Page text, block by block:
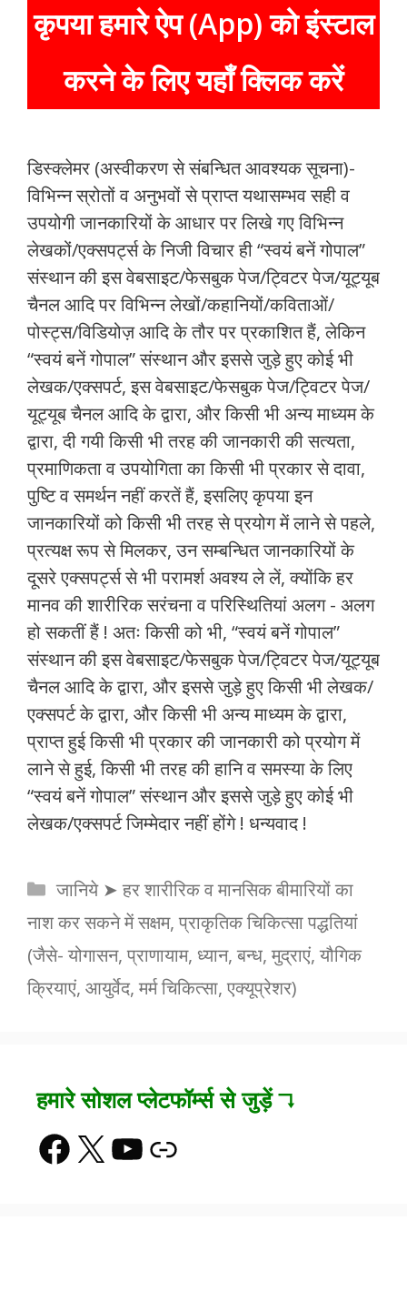
कृपया हमारे ऐप (App) को इंस्टाल
करने के लिए यहाँ क्लिक करें
डिस्क्लेमर (अस्वीकरण से संबन्धित आवश्यक सूचना)-
विभिन्न स्रोतों व अनुभवों से प्राप्त यथासम्भव सही व
उपयोगी जानकारियों के आधार पर लिखे गए विभिन्न
लेखकों/एक्सपर्ट्स के निजी विचार ही “स्वयं बनें गोपाल”
संस्थान की इस वेबसाइट/फेसबुक पेज/ट्विटर पेज/यूट्यूब
चैनल आदि पर विभिन्न लेखों/कहानियों/कविताओं/
पोस्ट्स/विडियोज़ आदि के तौर पर प्रकाशित हैं, लेकिन
“स्वयं बनें गोपाल” संस्थान और इससे जुड़े हुए कोई भी
लेखक/एक्सपर्ट, इस वेबसाइट/फेसबुक पेज/ट्विटर पेज/
यूट्यूब चैनल आदि के द्वारा, और किसी भी अन्य माध्यम के
द्वारा, दी गयी किसी भी तरह की जानकारी की सत्यता,
प्रमाणिकता व उपयोगिता का किसी भी प्रकार से दावा,
पुष्टि व समर्थन नहीं करतें हैं, इसलिए कृपया इन
जानकारियों को किसी भी तरह से प्रयोग में लाने से पहले,
प्रत्यक्ष रूप से मिलकर, उन सम्बन्धित जानकारियों के
दूसरे एक्सपर्ट्स से भी परामर्श अवश्य ले लें, क्योंकि हर
मानव की शारीरिक सरंचना व परिस्थितियां अलग - अलग
हो सकतीं हैं ! अतः किसी को भी, “स्वयं बनें गोपाल”
संस्थान की इस वेबसाइट/फेसबुक पेज/ट्विटर पेज/यूट्यूब
चैनल आदि के द्वारा, और इससे जुड़े हुए किसी भी लेखक/
एक्सपर्ट के द्वारा, और किसी भी अन्य माध्यम के द्वारा,
प्राप्त हुई किसी भी प्रकार की जानकारी को प्रयोग में
लाने से हुई, किसी भी तरह की हानि व समस्या के लिए
“स्वयं बनें गोपाल” संस्थान और इससे जुड़े हुए कोई भी
लेखक/एक्सपर्ट जिम्मेदार नहीं होंगे ! धन्यवाद !
Categories
जानिये ➤ हर शारीरिक व मानसिक बीमारियों का
नाश कर सकने में सक्षम, प्राकृतिक चिकित्सा पद्धतियां
(जैसे- योगासन, प्राणायाम, ध्यान, बन्ध, मुद्राएं, यौगिक
क्रियाएं, आयुर्वेद, मर्म चिकित्सा, एक्यूप्रेशर)
हमारे सोशल प्लेटफॉर्म्स से जुड़ें ↴
Facebook
X YouTube
Link